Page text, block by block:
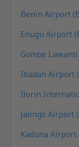
Benin Airport
Enugu Airport
Gombe
Ibadan Airport
Ilorin
Jalingo Airport
Kaduna Airport